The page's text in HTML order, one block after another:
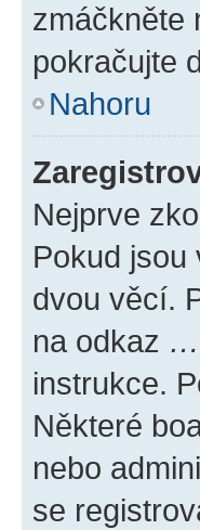
zmáčkněte
pokračujte
Nahoru
Nejprve
Pokud jsou
dvou věcí.
na odkaz
instrukce.
Některé
nebo
se